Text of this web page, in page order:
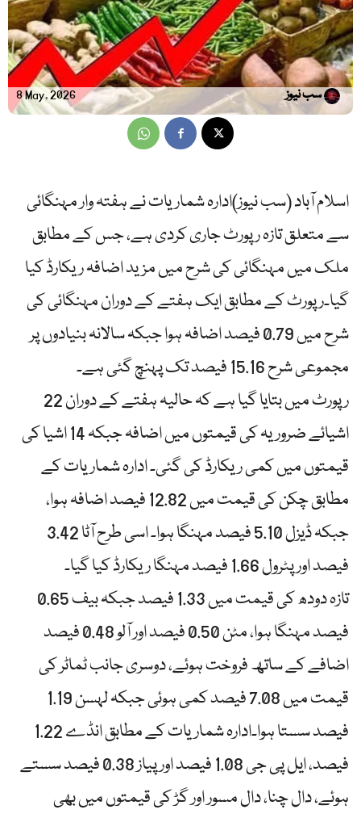
8 May, 2026 سب نیوز
اسلام آباد (سب نیوز)ادارہ شماریات نے ہفتہ وار مہنگائی
سے متعلق تازہ رپورٹ جاری کردی ہے، جس کے مطابق
ملک میں مہنگائی کی شرح میں مزید اضافہ ریکارڈ کیا
گیا۔رپورٹ کے مطابق ایک ہفتے کے دوران مہنگائی کی
شرح میں 0.79 فیصد اضافہ ہوا جبکہ سالانہ بنیادوں پر
مجموعی شرح 15.16 فیصد تک پہنچ گئی ہے۔
رپورٹ میں بتایا گیا ہے کہ حالیہ ہفتے کے دوران 22
اشیائے ضروریہ کی قیمتوں میں اضافہ جبکہ 14 اشیا کی
قیمتوں میں کمی ریکارڈ کی گئی۔ ادارہ شماریات کے
مطابق چکن کی قیمت میں 12.82 فیصد اضافہ ہوا،
جبکہ ڈیزل 5.10 فیصد مہنگا ہوا۔ اسی طرح آٹا 3.42
فیصد اور پٹرول 1.66 فیصد مہنگا ریکارڈ کیا گیا۔
تازہ دودھ کی قیمت میں 1.33 فیصد جبکہ بیف 0.65
فیصد مہنگا ہوا، مٹن 0.50 فیصد اور آلو 0.48 فیصد
اضافے کے ساتھ فروخت ہوئے، دوسری جانب ٹماٹر کی
قیمت میں 7.08 فیصد کمی ہوئی جبکہ لہسن 1.19
فیصد سستا ہوا۔ادارہ شماریات کے مطابق انڈے 1.22
فیصد، ایل پی جی 1.08 فیصد اور پیاز 0.38 فیصد سستے
ہوئے، دال چنا، دال مسور اور گڑ کی قیمتوں میں بھی